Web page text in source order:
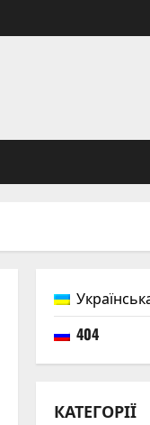
404
КАТЕГОРІЇ